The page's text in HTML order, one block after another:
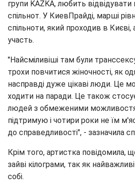
групи KAZKA, любить відвідувати
спільнот. У КиевПрайді, марші
спільноти, який проходив в Києві,
участь.
"Найсміливіші там були
трохи повчитися жіночності, як
насправді дуже цікаві люди. Це
ходити на паради. Це також
людей з обмеженими
підтримую і чотири роки не їм
до справедливості", - зазначила
Крім того, артистка повідомила,
зайві кілограми, так як
собі.